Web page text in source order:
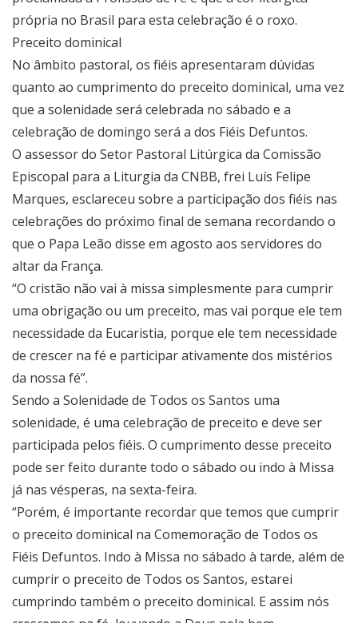
própria no Brasil para esta celebração é o roxo.
Preceito dominical
No âmbito pastoral, os fiéis apresentaram dúvidas
quanto ao cumprimento do preceito dominical, uma vez
que a solenidade será celebrada no sábado e a
celebração de domingo será a dos Fiéis Defuntos.
O assessor do Setor Pastoral Litúrgica da Comissão
Episcopal para a Liturgia da CNBB, frei Luís Felipe
Marques, esclareceu sobre a participação dos fiéis nas
celebrações do próximo final de semana recordando o
que o Papa Leão disse em agosto aos servidores do
altar da França.
“O cristão não vai à missa simplesmente para cumprir
uma obrigação ou um preceito, mas vai porque ele tem
necessidade da Eucaristia, porque ele tem necessidade
de crescer na fé e participar ativamente dos mistérios
da nossa fé”.
Sendo a Solenidade de Todos os Santos uma
solenidade, é uma celebração de preceito e deve ser
participada pelos fiéis. O cumprimento desse preceito
pode ser feito durante todo o sábado ou indo à Missa
já nas vésperas, na sexta-feira.
“Porém, é importante recordar que temos que cumprir
o preceito dominical na Comemoração de Todos os
Fiéis Defuntos. Indo à Missa no sábado à tarde, além de
cumprir o preceito de Todos os Santos, estarei
cumprindo também o preceito dominical. E assim nós